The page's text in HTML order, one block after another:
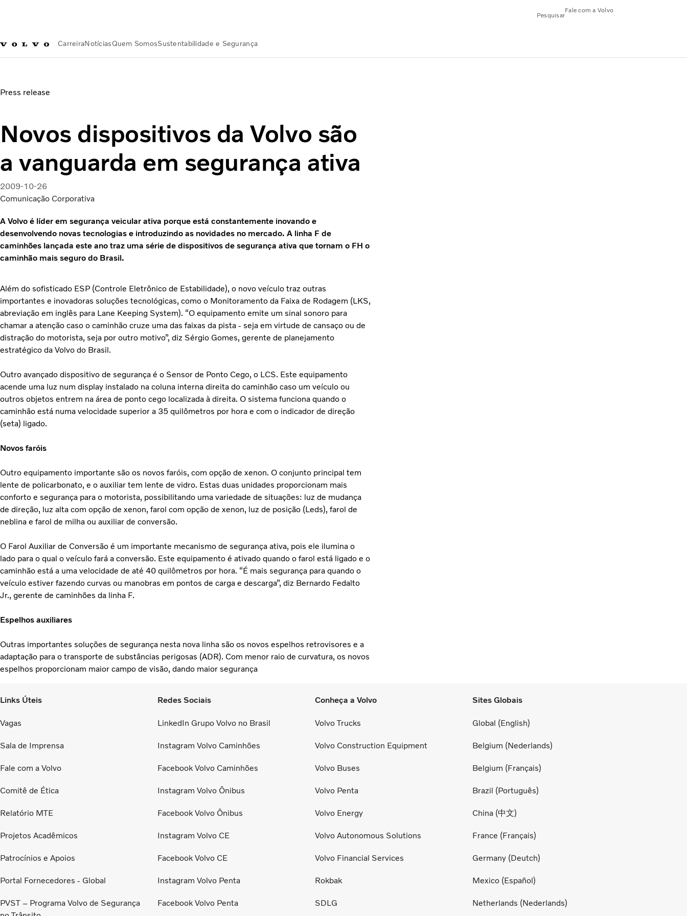
Pesquisar
Fale com a Volvo
CarreiraNotíciasQuem SomosSustentabilidade e Segurança
Press release
Novos dispositivos da Volvo são
a vanguarda em segurança ativa
2009-10-26
Comunicação Corporativa
A Volvo é líder em segurança veicular ativa porque está constantemente inovando e
desenvolvendo novas tecnologias e introduzindo as novidades no mercado. A linha F de
caminhões lançada este ano traz uma série de dispositivos de segurança ativa que tornam o FH o
caminhão mais seguro do Brasil.
Além do sofisticado ESP (Controle Eletrônico de Estabilidade), o novo veículo traz outras
importantes e inovadoras soluções tecnológicas, como o Monitoramento da Faixa de Rodagem (LKS,
abreviação em inglês para Lane Keeping System). “O equipamento emite um sinal sonoro para
chamar a atenção caso o caminhão cruze uma das faixas da pista - seja em virtude de cansaço ou de
distração do motorista, seja por outro motivo”, diz Sérgio Gomes, gerente de planejamento
estratégico da Volvo do Brasil.
Outro avançado dispositivo de segurança é o Sensor de Ponto Cego, o LCS. Este equipamento
acende uma luz num display instalado na coluna interna direita do caminhão caso um veículo ou
outros objetos entrem na área de ponto cego localizada à direita. O sistema funciona quando o
caminhão está numa velocidade superior a 35 quilômetros por hora e com o indicador de direção
(seta) ligado.
Novos faróis
Outro equipamento importante são os novos faróis, com opção de xenon. O conjunto principal tem
lente de policarbonato, e o auxiliar tem lente de vidro. Estas duas unidades proporcionam mais
conforto e segurança para o motorista, possibilitando uma variedade de situações: luz de mudança
de direção, luz alta com opção de xenon, farol com opção de xenon, luz de posição (Leds), farol de
neblina e farol de milha ou auxiliar de conversão.
O Farol Auxiliar de Conversão é um importante mecanismo de segurança ativa, pois ele ilumina o
lado para o qual o veículo fará a conversão. Este equipamento é ativado quando o farol está ligado e o
caminhão está a uma velocidade de até 40 quilômetros por hora. “É mais segurança para quando o
veículo estiver fazendo curvas ou manobras em pontos de carga e descarga”, diz Bernardo Fedalto
Jr., gerente de caminhões da linha F.
Espelhos auxiliares
Outras importantes soluções de segurança nesta nova linha são os novos espelhos retrovisores e a
adaptação para o transporte de substâncias perigosas (ADR). Com menor raio de curvatura, os novos
espelhos proporcionam maior campo de visão, dando maior segurança
Links Úteis
Vagas
Sala de Imprensa
Fale com a Volvo
Comitê de Ética
Relatório MTE
Projetos Acadêmicos
Patrocínios e Apoios
Portal Fornecedores - Global
PVST – Programa Volvo de Segurança
Redes Sociais
LinkedIn Grupo Volvo no Brasil
Instagram Volvo Caminhões
Facebook Volvo Caminhões
Instagram Volvo Ônibus
Facebook Volvo Ônibus
Instagram Volvo CE
Facebook Volvo CE
Instagram Volvo Penta
Facebook Volvo Penta
Conheça a Volvo
Volvo Trucks
Volvo Construction Equipment
Volvo Buses
Volvo Penta
Volvo Energy
Volvo Autonomous Solutions
Volvo Financial Services
Rokbak
SDLG
Sites Globais
Global (English)
Belgium (Nederlands)
Belgium (Français)
Brazil (Português)
China (中文)
France (Français)
Germany (Deutch)
Mexico (Español)
Netherlands (Nederlands)